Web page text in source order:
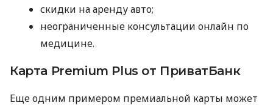
скидки на аренду авто;
неограниченные консультации онлайн по
медицине.
Карта Premium Plus от ПриватБанк
Еще одним примером премиальной карты может